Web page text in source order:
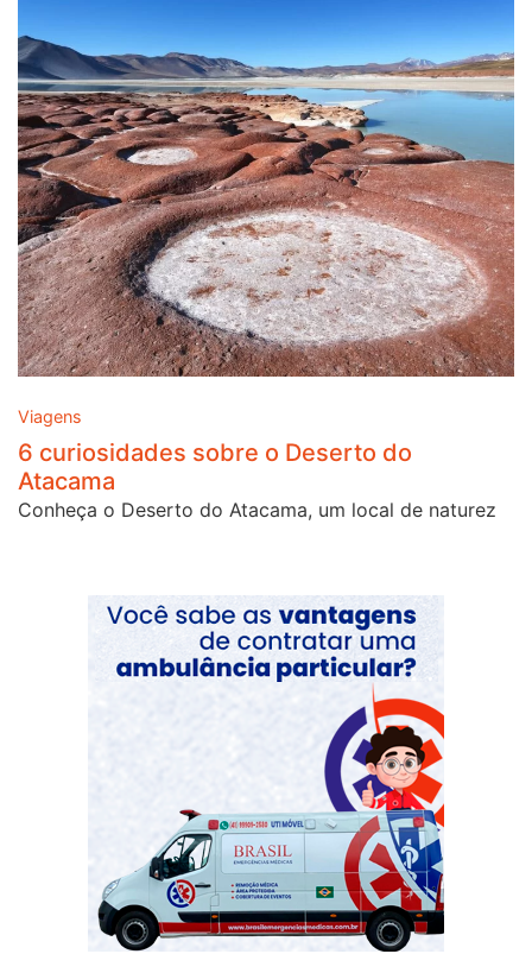
Viagens
6 curiosidades sobre o Deserto do
Atacama
Conheça o Deserto do Atacama, um local de naturez